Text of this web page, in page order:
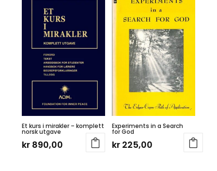
kr 349,00.
Et kurs i mirakler – komplett
norsk utgave
kr890,00
Experiments in a Search
for God
kr 225,00